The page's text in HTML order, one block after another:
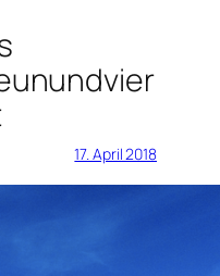
17. April 2018